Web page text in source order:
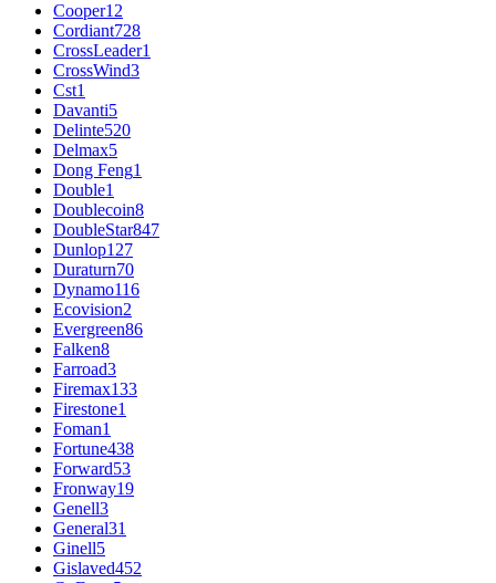
Cooper12
Cordiant728
CrossLeader1
CrossWind3
Cst1
Davanti5
Delinte520
Delmax5
Dong Feng1
Double1
Doublecoin8
DoubleStar847
Dunlop127
Duraturn70
Dynamo116
Ecovision2
Evergreen86
Falken8
Farroad3
Firemax133
Firestone1
Foman1
Fortune438
Forward53
Fronway19
Genell3
General31
Ginell5
Gislaved452